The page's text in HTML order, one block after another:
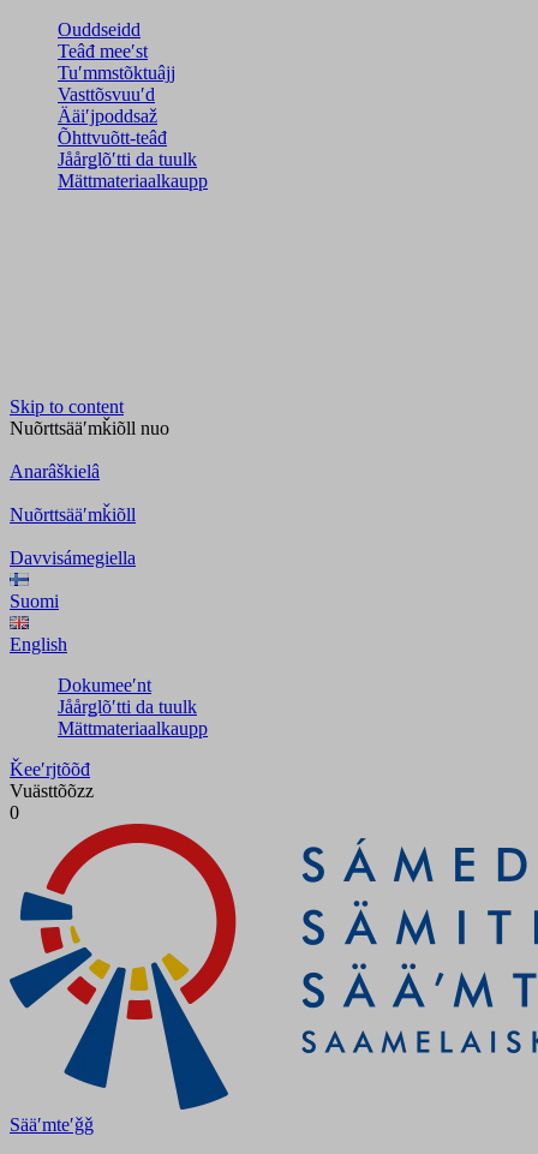
Ouddseidd
Teâđ meeʹst
Tuʹmmstõktuâjj
Vasttõsvuuʹd
Ääiʹjpoddsaž
Õhttvuõtt-teâđ
Jåårǥlõʹtti da tuulk
Mättmateriaalkaupp
Skip to content
Nuõrttsääʹmǩiõll nuo
Anarâškielâ
Nuõrttsääʹmǩiõll
Davvisámegiella
Suomi
English
Dokumeeʹnt
Jåårǥlõʹtti da tuulk
Mättmateriaalkaupp
Ǩeeʹrjtõõđ
Vuästtõõzz
0
Sääʹmteʹǧǧ